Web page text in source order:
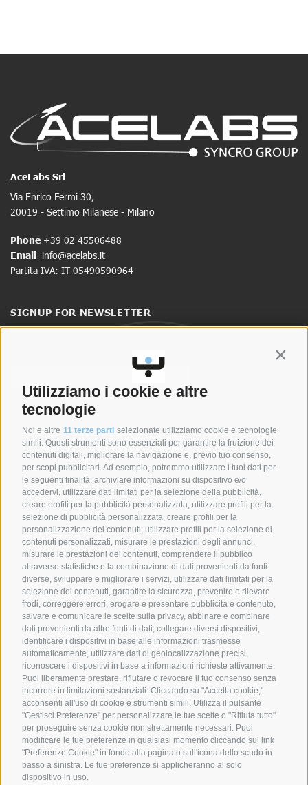
Utilizziamo i cookie e altre
tecnologie
Noi e altre 11 terze parti selezionate utilizziamo cookie e tecnologie
simili. Questi strumenti sono essenziali per garantire la fruizione dei
contenuti digitali, migliorare la navigazione e, previo tuo consenso,
per scopi pubblicitari. Ad esempio, potremmo utilizzare i tuoi dati per
le seguenti finalità: archiviare informazioni su dispositivo e/o
accedervi, utilizzare dati limitati per la selezione della pubblicità,
creare profili per la pubblicità personalizzata, utilizzare profili per la
selezione di pubblicità personalizzata, creare profili per la
personalizzazione dei contenuti, utilizzare profili per la selezione di
contenuti personalizzati, misurare le prestazioni degli annunci,
misurare le prestazioni dei contenuti, comprendere il pubblico
attraverso statistiche o la combinazione di dati provenienti da fonti
diverse, sviluppare e migliorare i servizi, utilizzare dati limitati per la
selezione dei contenuti, garantire la sicurezza, prevenire e rilevare
frodi, correggere errori, erogare e presentare pubblicità e contenuto,
salvare e comunicare le scelte sulla privacy, abbinare e combinare
dati provenienti da altre fonti di dati, collegare diversi dispositivi,
identificare i dispositivi in base alle informazioni trasmesse
automaticamente, utilizzare dati di geolocalizzazione precisi,
riconoscere i dispositivi in base a informazioni richieste attivamente.
Puoi liberamente prestare, rifiutare o revocare il tuo consenso senza
incorrere in limitazioni sostanziali. Cliccando su "Accetta cookie,"
acconsenti all'uso di cookie e strumenti simili. Utilizza il pulsante
"Gestisci Preferenze" per personalizzare le tue scelte o "Rifiuta tutto"
per proseguire senza cookie non strettamente necessari. Puoi
modificare le tue preferenze in qualsiasi momento cliccando sul link
"Preferenze Cookie" in fondo alla pagina o sull'icona dello scudo in
basso a sinistra. Le tue preferenze si applicheranno al solo
dispositivo in uso.
AceLabs Srl
Via Enrico Fermi 30,
20019 - Settimo Milanese - Milano
Phone +39 02 45506488
Email info@acelabs.it
Partita IVA: IT 05490590964
SIGNUP FOR NEWSLETTER
SYNCRO GROUP COMPANIES:
SYNCRO GROUP PARTNERS: